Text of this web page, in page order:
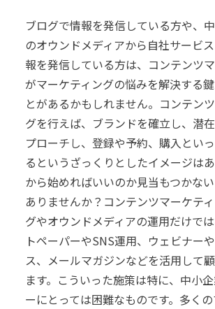
ブログで情報を発信している方や、
のオウンドメディアから自社サービ
報を発信している方は、コンテンツ
がマーケティングの悩みを解決する
とがあるかもしれません。 コンテン
グを行えば、ブランドを確立し、潜
プローチし、登録や予約、購入とい
るというざっくりとしたイメージは
から始めればいいのか見当もつかな
ありませんか？ コンテンツマーケテ
グやオウンドメディアの運用だけで
トペーパーやSNS運用、ウェビナー
ス、メールマガジンなどを活用して
ます。 こういった施策は特に、中小
ーにとっては困難なものです。 多く